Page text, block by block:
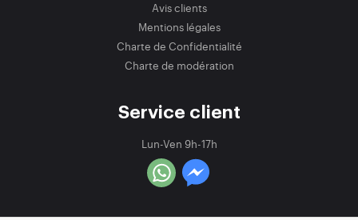
Avis clients
Mentions légales
Charte de Confidentialité
Charte de modération
Service client
Lun-Ven 9h-17h